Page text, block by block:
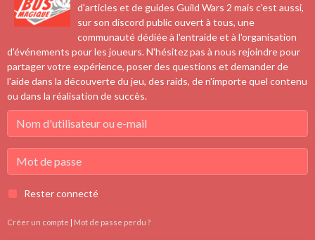
d'articles et de guides Guild Wars 2 mais c'est aussi,
sur son discord public ouvert à tous, une
communauté dédiée à l'entraide et à l'organisation
d'événements pour les joueurs. N'hésitez pas à nous rejoindre pour
partager votre expérience, poser des questions et demander de
l'aide dans la découverte du jeu, des raids, de n'importe quel contenu
ou dans la réalisation de succès.
Rester connecté
Créer un compte | Mot de passe perdu ?